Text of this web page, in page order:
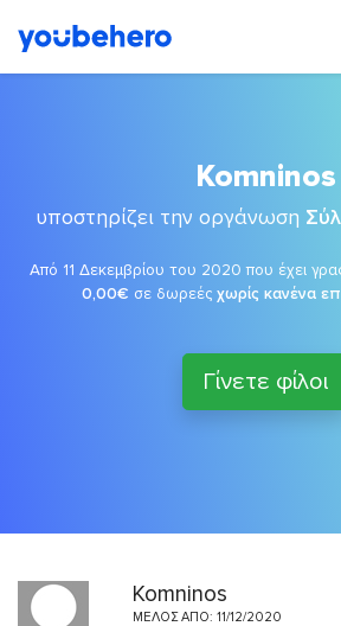
Komninos
υποστηρίζει την οργάνωση
Από 11 Δεκεμβρίου του 2020 που έχει
0,00€ σε δωρεές χωρίς κανένα
Γίνετε φίλοι
Komninos
ΜΈΛΟΣ ΑΠΌ: 11/12/2020